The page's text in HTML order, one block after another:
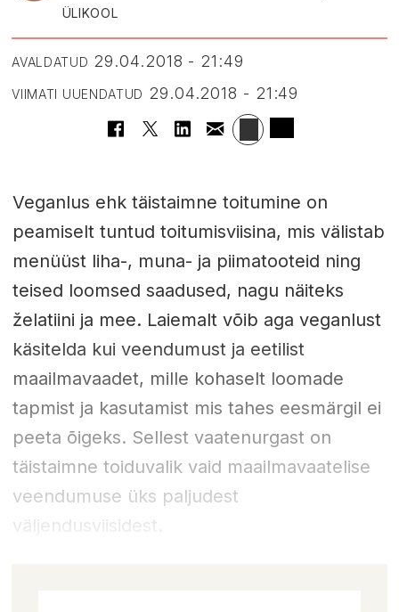
ÜLIKOOL
AVALDATUD 29.04.2018 - 21:49
VIIMATI UUENDATUD 29.04.2018 - 21:49
Veganlus ehk täistaimne toitumine on
peamiselt tuntud toitumisviisina, mis välistab
menüüst liha-, muna- ja piimatooteid ning
teised loomsed saadused, nagu näiteks
želatiini ja mee. Laiemalt võib aga veganlust
käsitelda kui veendumust ja eetilist
maailmavaadet, mille kohaselt loomade
tapmist ja kasutamist mis tahes eesmärgil ei
peeta õigeks. Sellest vaatenurgast on
täistaimne toiduvalik vaid maailmavaatelise
veendumuse üks paljudest
väljendusviisidest.